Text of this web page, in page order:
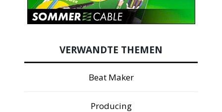
VERWANDTE THEMEN
Beat Maker
Producing